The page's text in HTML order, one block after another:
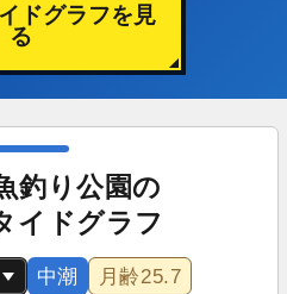
ドグラフを見
る
釣り公園の
イドグラフ
中潮 月齢25.7